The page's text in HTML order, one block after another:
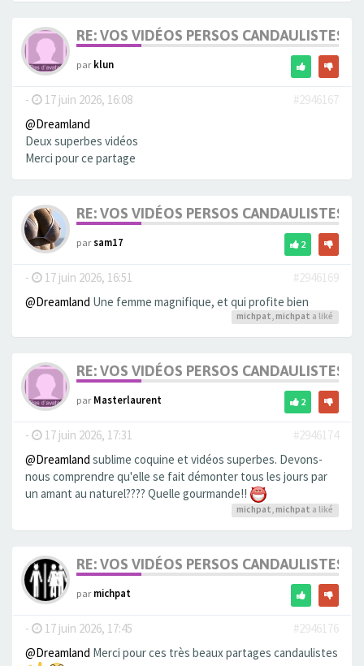
RE: VOS VIDÉOS PERSOS CANDAULISTES
parklun
- 17 juin 2026, 16:08
#2946167
@Dreamland
Deux superbes vidéos
Merci pour ce partage
RE: VOS VIDÉOS PERSOS CANDAULISTES
parsam17 2
- 17 juin 2026, 16:51
#2946169
@Dreamland Une femme magnifique, et qui profite bien
michpat, michpat a liké
RE: VOS VIDÉOS PERSOS CANDAULISTES
parMasterlaurent 2
- 17 juin 2026, 17:31
#2946174
@Dreamland sublime coquine et vidéos superbes. Devons-
nous comprendre qu'elle se fait démonter tous les jours par
un amant au naturel???? Quelle gourmande!!
michpat, michpat a liké
RE: VOS VIDÉOS PERSOS CANDAULISTES
parmichpat
- 17 juin 2026, 17:45
#2946176
@Dreamland Merci pour ces très beaux partages candaulistes